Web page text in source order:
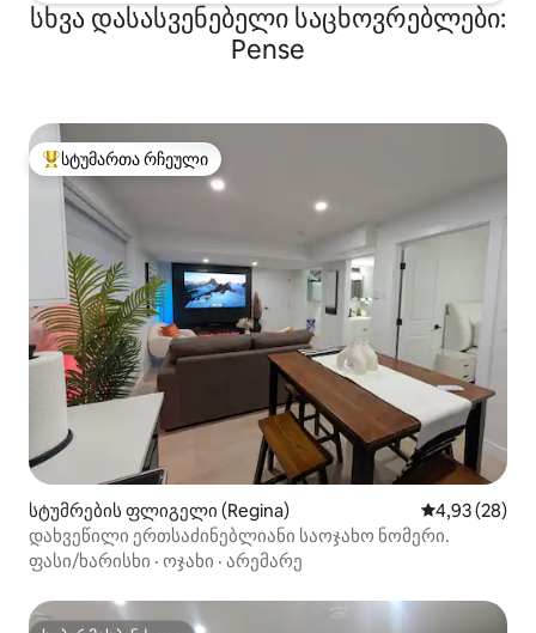
სხვა დასასვენებელი საცხოვრებლები:
Pense
სტუმართა რჩეული მოწინავე ვარიანტი
სტუმართა რჩეული
სტუმრების ფლიგელი (Regina) საშუალო
4,93 (28)
დახვეწილი ერთსაძინებლიანი საოჯახო ნომერი.
ფასი/ხარისხი · ოჯახი · არემარე